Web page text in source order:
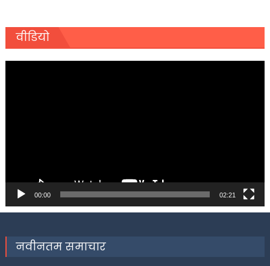
वीडियो
00:00 02:21
नवीनतम समाचार